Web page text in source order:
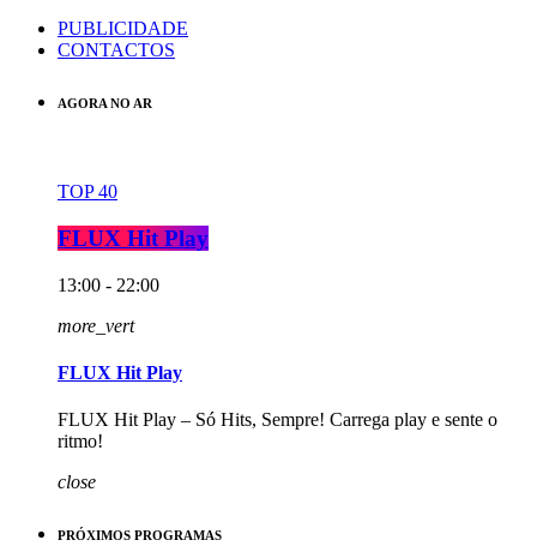
PUBLICIDADE
CONTACTOS
AGORA NO AR
TOP 40
FLUX Hit Play
13:00 - 22:00
more_vert
FLUX Hit Play
FLUX Hit Play – Só Hits, Sempre! Carrega play e sente o
ritmo!
close
PRÓXIMOS PROGRAMAS